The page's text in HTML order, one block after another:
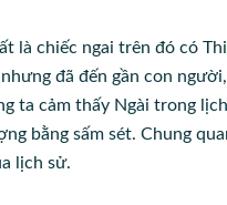
là chiếc ngai trên đó có
đã đến gần con
ta cảm thấy Ngài trong
bằng sấm sét. Chung
lịch sử.